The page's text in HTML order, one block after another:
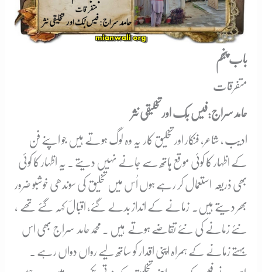
باب پنجم
متفرقات
حامد سراج:فیس بُک اور تخلیقی نثر
ادیب ، شاعر، فنکار اور تخلیق کار یہ وہ لوگ ہوتے ہیں جو اپنے فن
کے اظہار کا کوئی موقع ہاتھ سے جانے نہیں دیتے ۔ یہ اظہار کا کوئی
بھی ذریعہ استعمال کر رہے ہوں اُس میں تخلیق کی سوندھی خوشبو ضرور
بھر دیتے ہیں۔ زمانے کے انداز بدلے گئے، اقبالؔ کہہ گئے تھے ،
نئے زمانے کی نئے تقاضے ہوتے ہیں ۔ محمدحامد سراج بھی اس
بہتے زمانے کے ہمراہ اپنی اقدار کو ساتھ لیے رواں دواں رہے ۔